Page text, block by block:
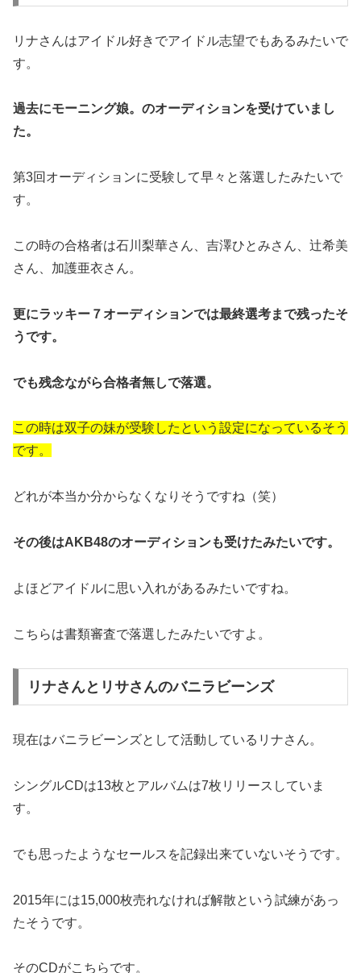
リナさんはアイドル好きでアイドル志望でもあるみたいで
す。
過去にモーニング娘。のオーディションを受けていまし
た。
第3回オーディションに受験して早々と落選したみたいで
す。
この時の合格者は石川梨華さん、吉澤ひとみさん、辻希美
さん、加護亜衣さん。
更にラッキー７オーディションでは最終選考まで残ったそ
うです。
でも残念ながら合格者無しで落選。
この時は双子の妹が受験したという設定になっているそう
です。
どれが本当か分からなくなりそうですね（笑）
その後はAKB48のオーディションも受けたみたいです。
よほどアイドルに思い入れがあるみたいですね。
こちらは書類審査で落選したみたいですよ。
リナさんとリサさんのバニラビーンズ
現在はバニラビーンズとして活動しているリナさん。
シングルCDは13枚とアルバムは7枚リリースしていま
す。
でも思ったようなセールスを記録出来ていないそうです。
2015年には15,000枚売れなければ解散という試練があっ
たそうです。
そのCDがこちらです。